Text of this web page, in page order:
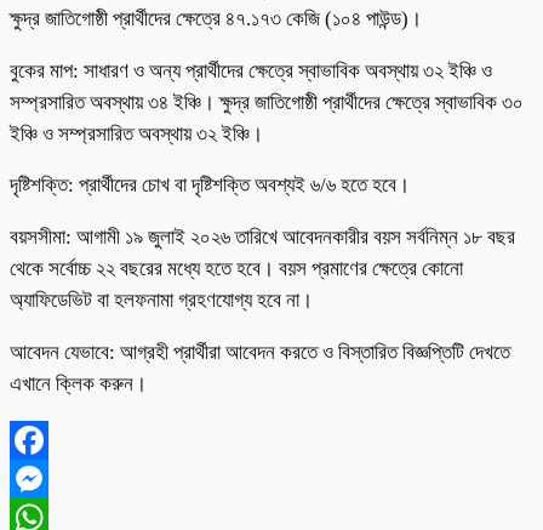
ক্ষুদ্র জাতিগোষ্ঠী প্রার্থীদের ক্ষেত্রে ৪৭.১৭৩ কেজি (১০৪ পাউন্ড)।
বুকের মাপ: সাধারণ ও অন্য প্রার্থীদের ক্ষেত্রে স্বাভাবিক অবস্থায় ৩২ ইঞ্চি ও
সম্প্রসারিত অবস্থায় ৩৪ ইঞ্চি। ক্ষুদ্র জাতিগোষ্ঠী প্রার্থীদের ক্ষেত্রে স্বাভাবিক ৩০
ইঞ্চি ও সম্প্রসারিত অবস্থায় ৩২ ইঞ্চি।
দৃষ্টিশক্তি: প্রার্থীদের চোখ বা দৃষ্টিশক্তি অবশ্যই ৬/৬ হতে হবে।
বয়সসীমা: আগামী ১৯ জুলাই ২০২৬ তারিখে আবেদনকারীর বয়স সর্বনিম্ন ১৮ বছর
থেকে সর্বোচ্চ ২২ বছরের মধ্যে হতে হবে। বয়স প্রমাণের ক্ষেত্রে কোনো
অ্যাফিডেভিট বা হলফনামা গ্রহণযোগ্য হবে না।
আবেদন যেভাবে: আগ্রহী প্রার্থীরা আবেদন করতে ও বিস্তারিত বিজ্ঞপ্তিটি দেখতে
এখানে ক্লিক করুন।
Facebook
Messenger